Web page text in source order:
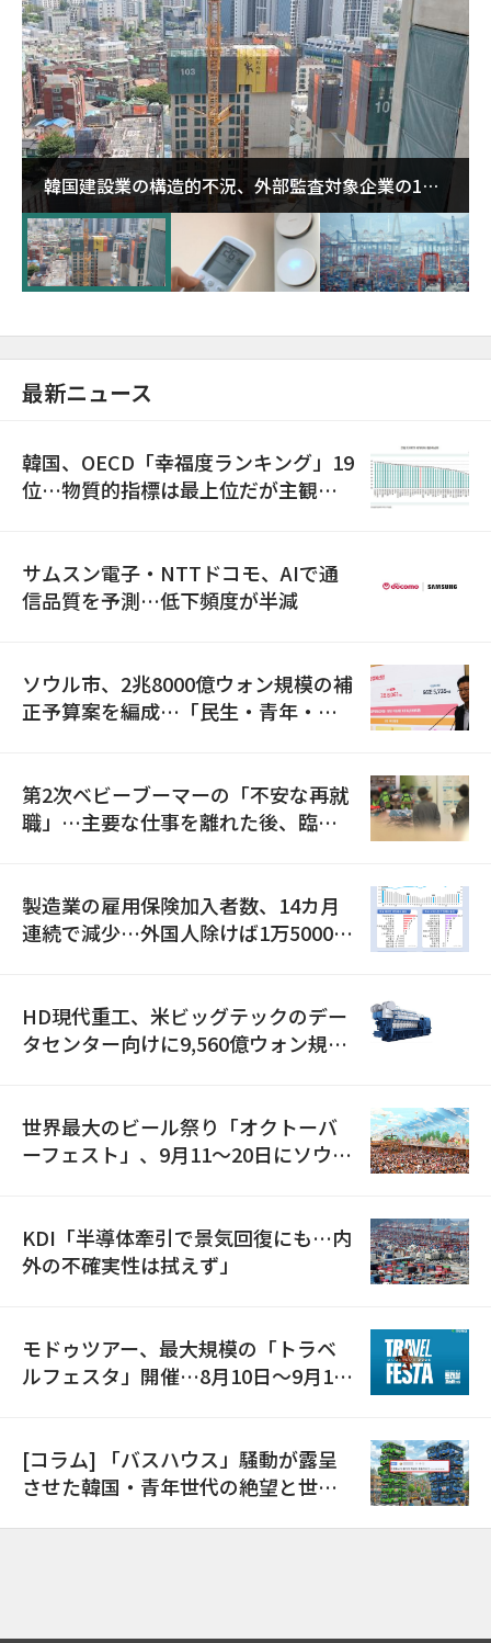
韓国建設業の構造的不況、外部監査対象企業の1割
超が「ゾンビ企業」に…5年で2.8倍増
最新ニュース
韓国、OECD「幸福度ランキング」19
位…物質的指標は最上位だが主観的
サムスン電子・NTTドコモ、AIで通
信品質を予測…低下頻度が半減
ソウル市、2兆8000億ウォン規模の補
正予算案を編成…「民生・青年・安
第2次ベビーブーマーの「不安な再就
職」…主要な仕事を離れた後、臨時
製造業の雇用保険加入者数、14カ月
連続で減少…外国人除けば1万5000人
HD現代重工、米ビッグテックのデー
タセンター向けに9,560億ウォン規模
世界最大のビール祭り「オクトーバ
ーフェスト」、9月11〜20日にソウル
KDI「半導体牽引で景気回復にも…内
外の不確実性は拭えず」
モドゥツアー、最大規模の「トラベ
ルフェスタ」開催…8月10日～9月11
[コラム] 「バスハウス」騒動が露呈
させた韓国・青年世代の絶望と世代